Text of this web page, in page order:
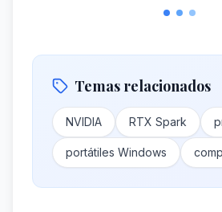
Temas relacionados
NVIDIA RTX Spark
portátiles Windows